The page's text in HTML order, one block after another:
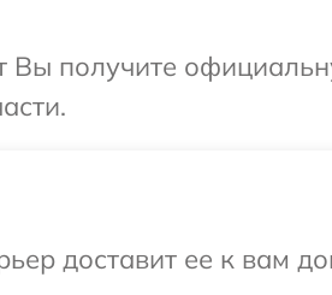
Вы получите
доставит ее к вам